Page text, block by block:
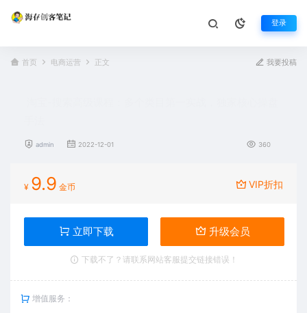
登录
首页 电商运营 正文 我要投稿
admin 2022-12-01 360
¥ 9.9 金币 VIP折扣
立即下载 升级会员
下载不了？请联系网站客服提交链接错误！
增值服务：